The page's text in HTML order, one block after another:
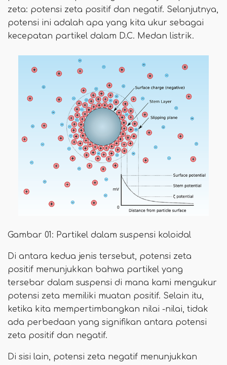
zeta: potensi zeta positif dan negatif. Selanjutnya,
potensi ini adalah apa yang kita ukur sebagai
kecepatan partikel dalam D.C. Medan listrik.
Gambar 01: Partikel dalam suspensi koloidal
Di antara kedua jenis tersebut, potensi zeta
positif menunjukkan bahwa partikel yang
tersebar dalam suspensi di mana kami mengukur
potensi zeta memiliki muatan positif. Selain itu,
ketika kita mempertimbangkan nilai -nilai, tidak
ada perbedaan yang signifikan antara potensi
zeta positif dan negatif.
Di sisi lain, potensi zeta negatif menunjukkan